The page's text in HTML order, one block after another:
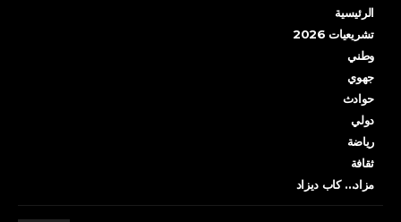
الرئيسية
تشريعيات 2026
وطني
جهوي
حوادث
دولي
رياضة
ثقافة
مزاد… كاب ديزاد